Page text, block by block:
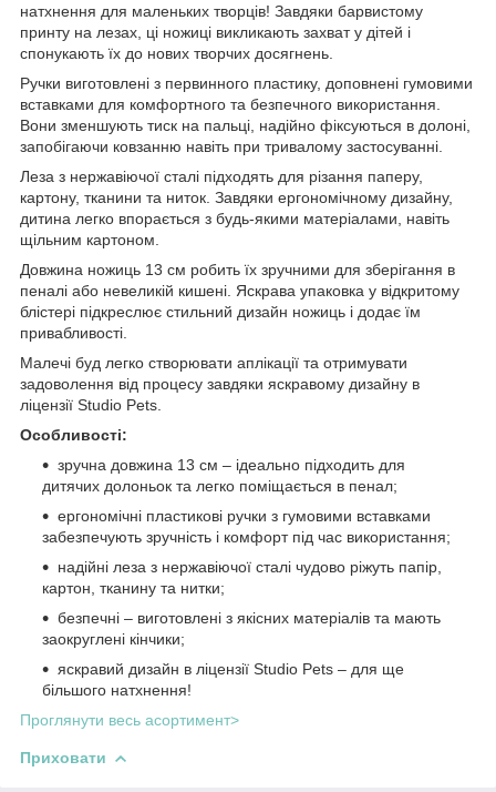
натхнення для маленьких творців! Завдяки барвистому
принту на лезах, ці ножиці викликають захват у дітей і
спонукають їх до нових творчих досягнень.
Ручки виготовлені з первинного пластику, доповнені гумовими
вставками для комфортного та безпечного використання.
Вони зменшують тиск на пальці, надійно фіксуються в долоні,
запобігаючи ковзанню навіть при тривалому застосуванні.
Леза з нержавіючої сталі підходять для різання паперу,
картону, тканини та ниток. Завдяки ергономічному дизайну,
дитина легко впорається з будь-якими матеріалами, навіть
щільним картоном.
Довжина ножиць 13 см робить їх зручними для зберігання в
пеналі або невеликій кишені. Яскрава упаковка у відкритому
блістері підкреслює стильний дизайн ножиць і додає їм
привабливості.
Малечі буд легко створювати аплікації та отримувати
задоволення від процесу завдяки яскравому дизайну в
ліцензії Studio Pets.
Особливості:
зручна довжина 13 см – ідеально підходить для
дитячих долоньок та легко поміщається в пенал;
ергономічні пластикові ручки з гумовими вставками
забезпечують зручність і комфорт під час використання;
надійні леза з нержавіючої сталі чудово ріжуть папір,
картон, тканину та нитки;
безпечні – виготовлені з якісних матеріалів та мають
заокруглені кінчики;
яскравий дизайн в ліцензії Studio Pets – для ще
більшого натхнення!
Проглянути весь асортимент>
Приховати